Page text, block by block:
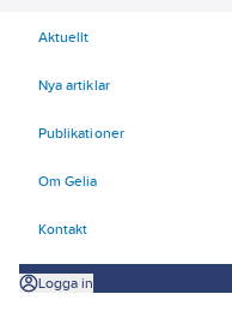
Aktuellt
Nya artiklar
Publikationer
Om Gelia
Kontakt
Logga in